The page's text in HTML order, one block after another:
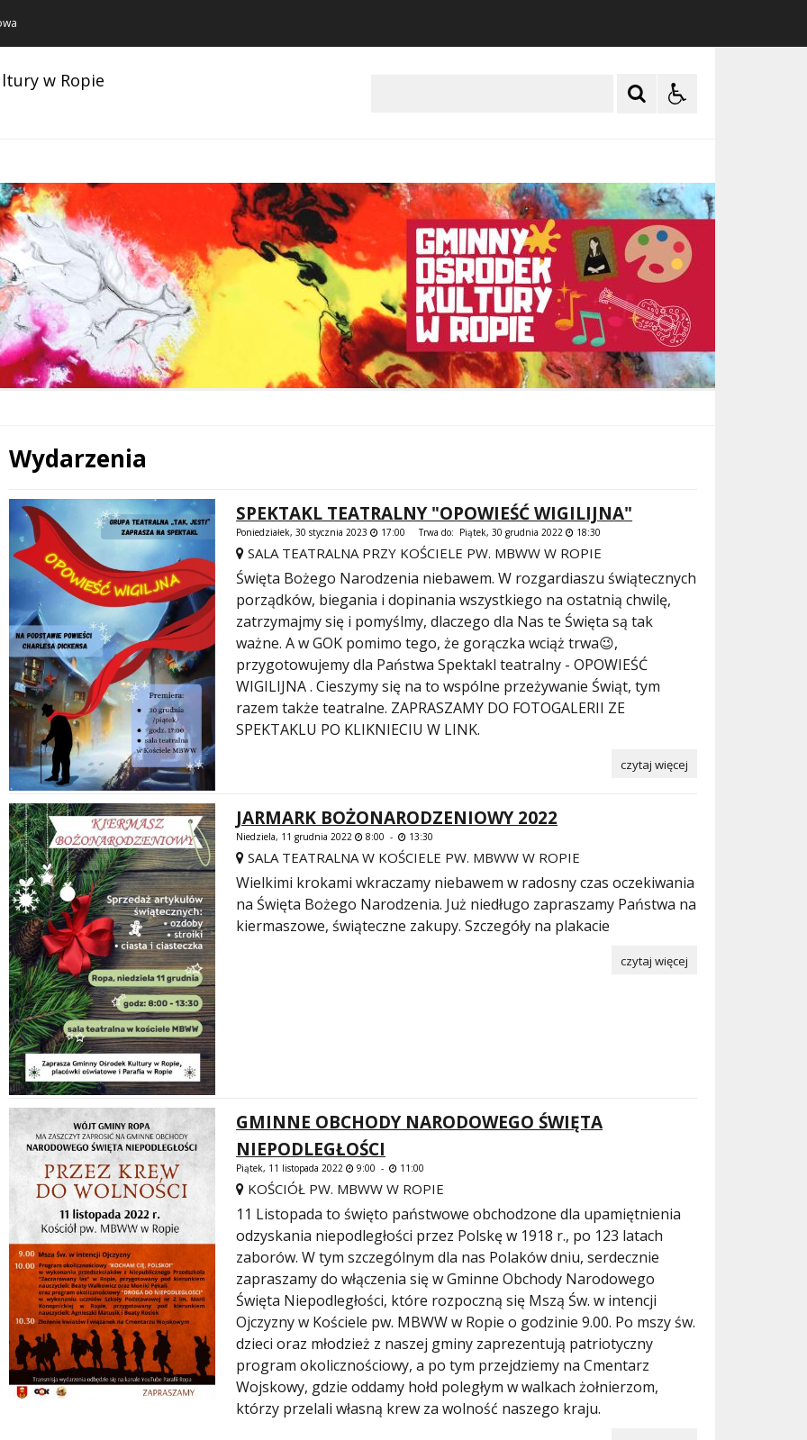
w Ropie
Wydarzenia
SPEKTAKL TEATRALNY "OPOWIEŚĆ WIGILIJNA"
Poniedziałek, 30 stycznia 2023 17:00 Trwa do: Piątek, 30 grudnia 2022 18:30
SALA TEATRALNA PRZY KOŚCIELE PW. MBWW W ROPIE
Święta Bożego Narodzenia niebawem. W rozgardiaszu świątecznych
porządków, biegania i dopinania wszystkiego na ostatnią chwilę,
zatrzymajmy się i pomyślmy, dlaczego dla Nas te Święta są tak
ważne. A w GOK pomimo tego, że gorączka wciąż trwa😉,
przygotowujemy dla Państwa Spektakl teatralny - OPOWIEŚĆ
WIGILIJNA . Cieszymy się na to wspólne przeżywanie Świąt, tym
razem także teatralne. ZAPRASZAMY DO FOTOGALERII ZE
SPEKTAKLU PO KLIKNIECIU W LINK.
czytaj więcej
JARMARK BOŻONARODZENIOWY 2022
Niedziela, 11 grudnia 2022 8:00 - 13:30
SALA TEATRALNA W KOŚCIELE PW. MBWW W ROPIE
Wielkimi krokami wkraczamy niebawem w radosny czas oczekiwania
na Święta Bożego Narodzenia. Już niedługo zapraszamy Państwa na
kiermaszowe, świąteczne zakupy. Szczegóły na plakacie
czytaj więcej
GMINNE OBCHODY NARODOWEGO ŚWIĘTA
NIEPODLEGŁOŚCI
Piątek, 11 listopada 2022 9:00 - 11:00
KOŚCIÓŁ PW. MBWW W ROPIE
11 Listopada to święto państwowe obchodzone dla upamiętnienia
odzyskania niepodległości przez Polskę w 1918 r., po 123 latach
zaborów. W tym szczególnym dla nas Polaków dniu, serdecznie
zapraszamy do włączenia się w Gminne Obchody Narodowego
Święta Niepodległości, które rozpoczną się Mszą Św. w intencji
Ojczyzny w Kościele pw. MBWW w Ropie o godzinie 9.00. Po mszy św.
dzieci oraz młodzież z naszej gminy zaprezentują patriotyczny
program okolicznościowy, a po tym przejdziemy na Cmentarz
Wojskowy, gdzie oddamy hołd poległym w walkach żołnierzom,
którzy przelali własną krew za wolność naszego kraju.